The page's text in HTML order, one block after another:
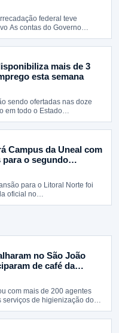
federal teve
As contas do Governo
mais de 3
esta semana
sendo ofertadas nas doze
em todo o Estado…
Campus da Uneal com
o segundo
anuncia governador
para o Litoral Norte foi
oficial no…
no São João
de café da
com mais de 200 agentes
serviços de higienização do…